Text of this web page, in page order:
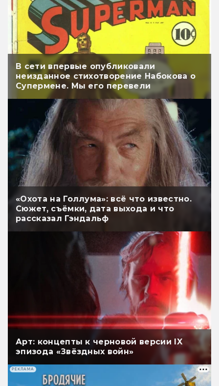
В сети впервые опубликовали
неизданное стихотворение Набокова о
Супермене. Мы его перевели
«Охота на Голлума»: всё что известно.
Сюжет, съёмки, дата выхода и что
рассказал Гэндальф
Арт: концепты к черновой версии IX
эпизода «Звёздных войн»
РЕКЛАМА